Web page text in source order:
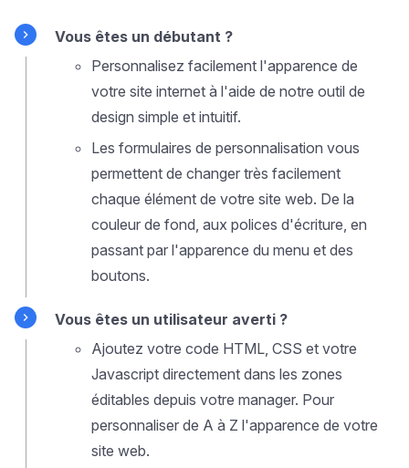
Vous êtes un débutant ?
Personnalisez facilement l'apparence de
votre site internet à l'aide de notre outil de
design simple et intuitif.
Les formulaires de personnalisation vous
permettent de changer très facilement
chaque élément de votre site web. De la
couleur de fond, aux polices d'écriture, en
passant par l'apparence du menu et des
boutons.
Vous êtes un utilisateur averti ?
Ajoutez votre code HTML, CSS et votre
Javascript directement dans les zones
éditables depuis votre manager. Pour
personnaliser de A à Z l'apparence de votre
site web.